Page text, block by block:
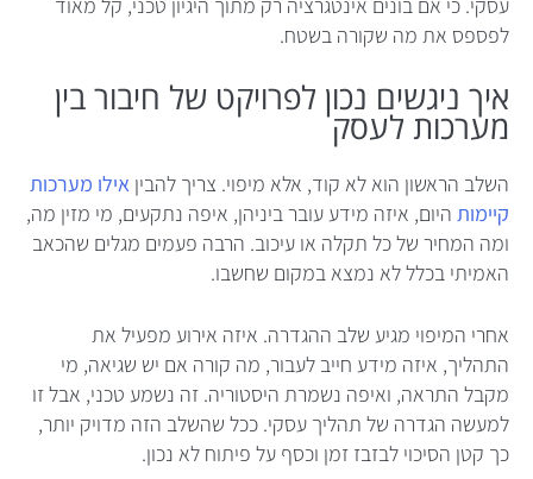
עסקי. כי אם בונים אינטגרציה רק מתוך היגיון טכני, קל מאוד
לפספס את מה שקורה בשטח.
איך ניגשים נכון לפרויקט של חיבור בין
מערכות לעסק
השלב הראשון הוא לא קוד, אלא מיפוי. צריך להבין אילו מערכות
קיימות היום, איזה מידע עובר ביניהן, איפה נתקעים, מי מזין מה,
ומה המחיר של כל תקלה או עיכוב. הרבה פעמים מגלים שהכאב
האמיתי בכלל לא נמצא במקום שחשבו.
אחרי המיפוי מגיע שלב ההגדרה. איזה אירוע מפעיל את
התהליך, איזה מידע חייב לעבור, מה קורה אם יש שגיאה, מי
מקבל התראה, ואיפה נשמרת היסטוריה. זה נשמע טכני, אבל זו
למעשה הגדרה של תהליך עסקי. ככל שהשלב הזה מדויק יותר,
כך קטן הסיכוי לבזבז זמן וכסף על פיתוח לא נכון.